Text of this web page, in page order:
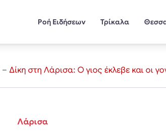
Ροή Ειδήσεων Τρίκαλα
– Δίκη στη Λάρισα: Ο γιος έκλεβε και οι
Λάρισα